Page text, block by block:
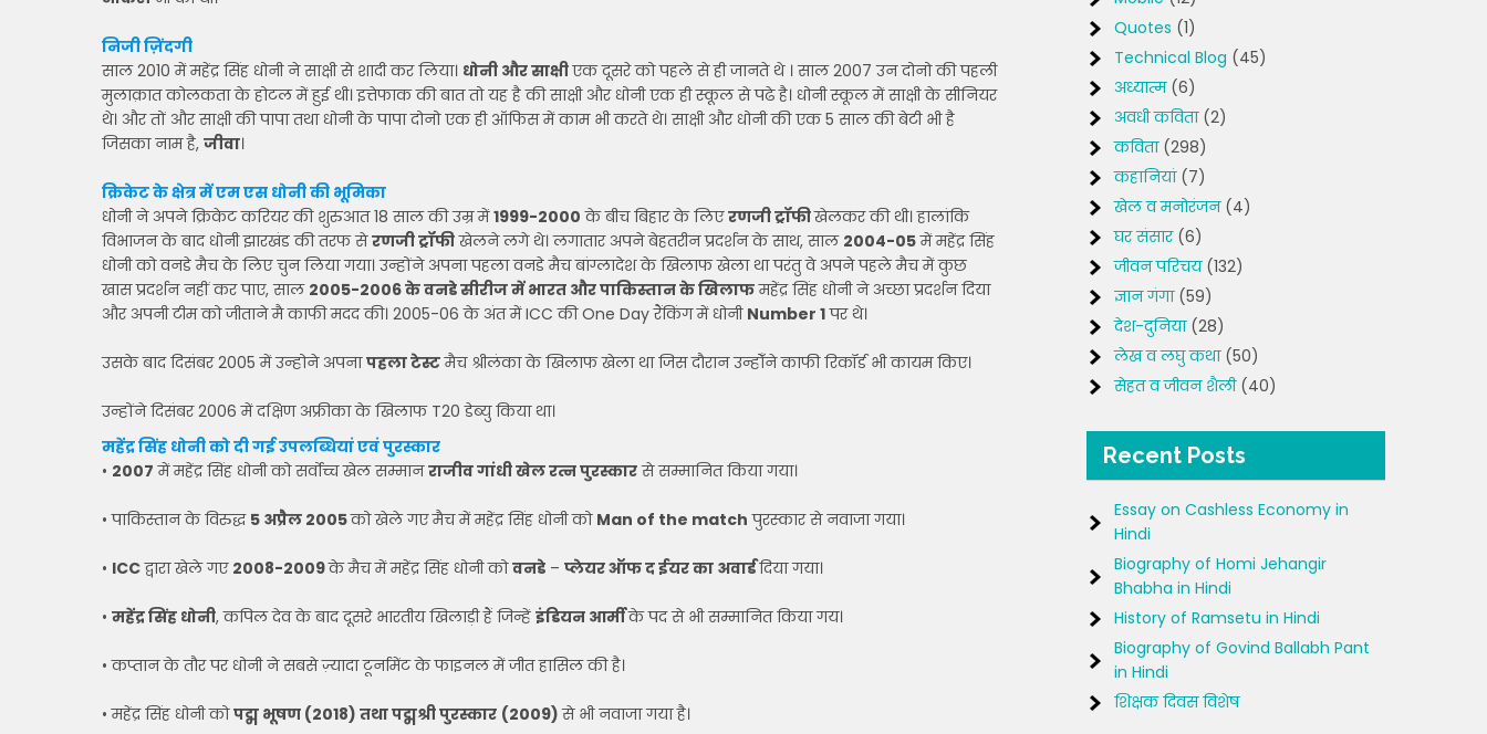
निजी ज़िंदगी
साल 2010 में महेंद्र सिंह धोनी ने साक्षी से शादी कर लिया। धोनी और साक्षीएक दूसरे को पहले से ही जानते थे । साल 2007 उन दोनो की पहली
मुलाक़ात कोलकता के होटल में हुई थी। इत्तेफाक की बात तो यह है की साक्षी और धोनी एक ही स्कूल से पढे है। धोनी स्कूल में साक्षी के सीनियर
थे। और तों और साक्षी की पापा तथा धोनी के पापा दोनो एक ही ऑफिस में काम भी करते थे। साक्षी और धोनी की एक 5 साल की बेटी भी है
जिसका नाम है, जीवा।
क्रिकेट के क्षेत्र में एम एस धोनी की भूमिका
धोनी ने अपने क्रिकेट करियर की शुरुआत 18 साल की उम्र में1999-2000 के बीच बिहार के लिएरणजी ट्रॉफीखेलकर की थी। हालांकि
विभाजन के बाद धोनी झारखंड की तरफ सेरणजी ट्रॉफीखेलने लगे थे। लगातार अपने बेहतरीन प्रदर्शन के साथ, साल 2004-05में महेंद्र सिंह
धोनी को वनडे मैच के लिए चुन लिया गया। उन्होंने अपना पहला वनडे मैच बांग्लादेश के खिलाफ खेला था परंतु वे अपने पहले मैच में कुछ
खास प्रदर्शन नहीं कर पाए, साल 2005-2006 के वनडे सीरीज में भारत और पाकिस्तान के खिलाफमहेंद्र सिंह धोनी ने अच्छा प्रदर्शन दिया
और अपनी टीम को जीताने मै काफी मदद की। 2005-06 के अंत में ICC की One Day रैंकिंग में धोनी Number 1पर थे।
उसके बाद दिसंबर 2005 में उन्होने अपनापहला टेस्टमैच श्रीलंका के खिलाफ खेला था जिस दौरान उन्होँने काफी रिकॉर्ड भी कायम किए।
उन्होंने दिसंबर 2006 में दक्षिण अफ्रीका के खिलाफ T20 डेब्यु किया था।
महेंद्र सिंह धोनी को दी गई उपलब्धियां एवं पुरस्कार
• 2007 में महेंद्र सिंह धोनी को सर्वोच्च खेल सम्मानराजीव गांधी खेल रत्न पुरस्कारसे सम्मानित किया गया।
• पाकिस्तान के विरुद्ध 5 अप्रैल 2005को खेले गए मैच में महेंद्र सिंह धोनी को Man of the match पुरस्कार से नवाजा गया।
• ICCद्वारा खेले गए 2008-2009के मैच में महेंद्र सिंह धोनी कोवनडे – प्लेयर ऑफ द ईयर का अवार्डदिया गया।
• महेंद्र सिंह धोनी, कपिल देव के बाद दूसरे भारतीय खिलाड़ी हैं जिन्हें इंडियन आर्मीके पद से भी सम्मानित किया गय।
• कप्तान के तौर पर धोनी ने सबसे ज़्यादा टूर्नामेंट के फाइनल में जीत हासिल की है।
• महेंद्र सिंह धोनी कोपद्म भूषण (2018) तथा पद्मश्री पुरस्कार (2009)से भी नवाजा गया है।
Quotes (1)
Technical Blog (45)
अध्यात्म(6)
अवधी कविता(2)
कविता(298)
कहानियां(7)
खेल व मनोरंजन(4)
घर संसार(6)
जीवन परिचय(132)
ज्ञान गंगा(59)
देश-दुनिया(28)
लेख व लघु कथा(50)
सेहत व जीवन शैली(40)
Recent Posts
Essay on Cashless Economy in
Hindi
Biography of Homi Jehangir
Bhabha in Hindi
History of Ramsetu in Hindi
Biography of Govind Ballabh Pant
in Hindi
शिक्षक दिवस विशेष